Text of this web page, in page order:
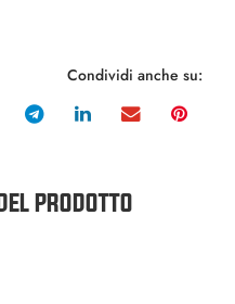
Condividi anche su:
PRODOTTO